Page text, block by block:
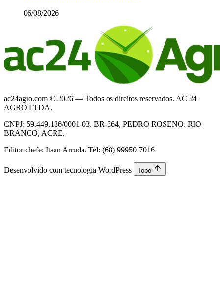
06/08/2026
ac24agro.com © 2026 — Todos os direitos reservados. AC 24
AGRO LTDA.
CNPJ: 59.449.186/0001-03. BR-364, PEDRO ROSENO. RIO
BRANCO, ACRE.
Editor chefe: Itaan Arruda. Tel: (68) 99950-7016
Desenvolvido com tecnologia WordPress Topo